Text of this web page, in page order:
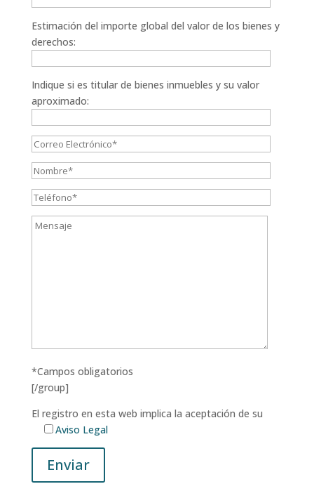
Estimación del importe global del valor de los bienes y
derechos:
Indique si es titular de bienes inmuebles y su valor
aproximado:
*Campos obligatorios
[/group]
El registro en esta web implica la aceptación de su
Aviso Legal